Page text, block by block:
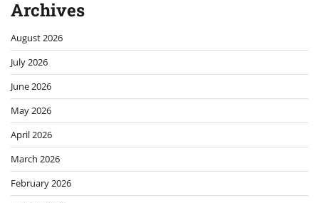
November 2024
October 2024
September 2024
August 2024
July 2024
June 2024
May 2024
April 2024